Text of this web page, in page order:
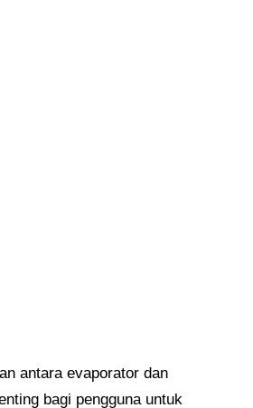
antara evaporator dan
bagi pengguna untuk